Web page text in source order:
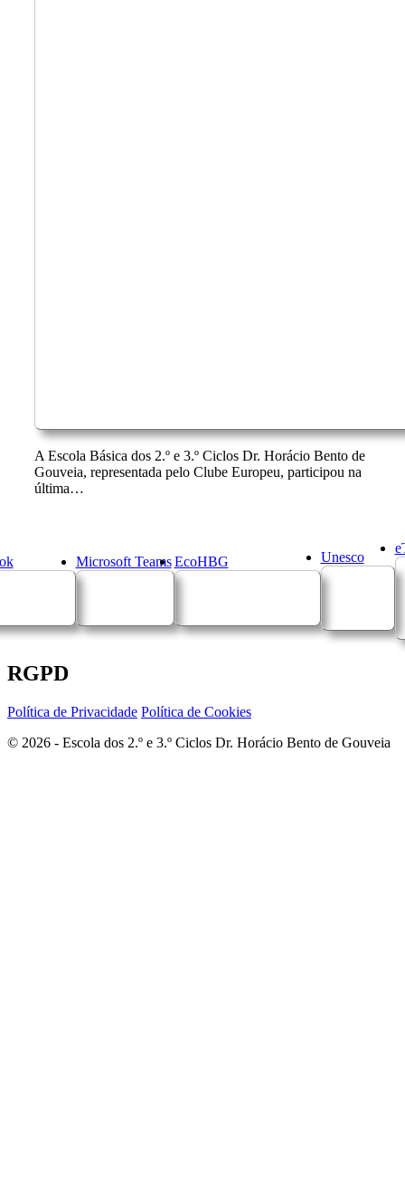
A Escola Básica dos 2.º e 3.º Ciclos Dr. Horácio Bento de
Gouveia, representada pelo Clube Europeu, participou na
última…
Microsoft Teams EcoHBG Unesco
RGPD
Política de Privacidade Política de Cookies
© 2026 - Escola dos 2.º e 3.º Ciclos Dr. Horácio Bento de Gouveia